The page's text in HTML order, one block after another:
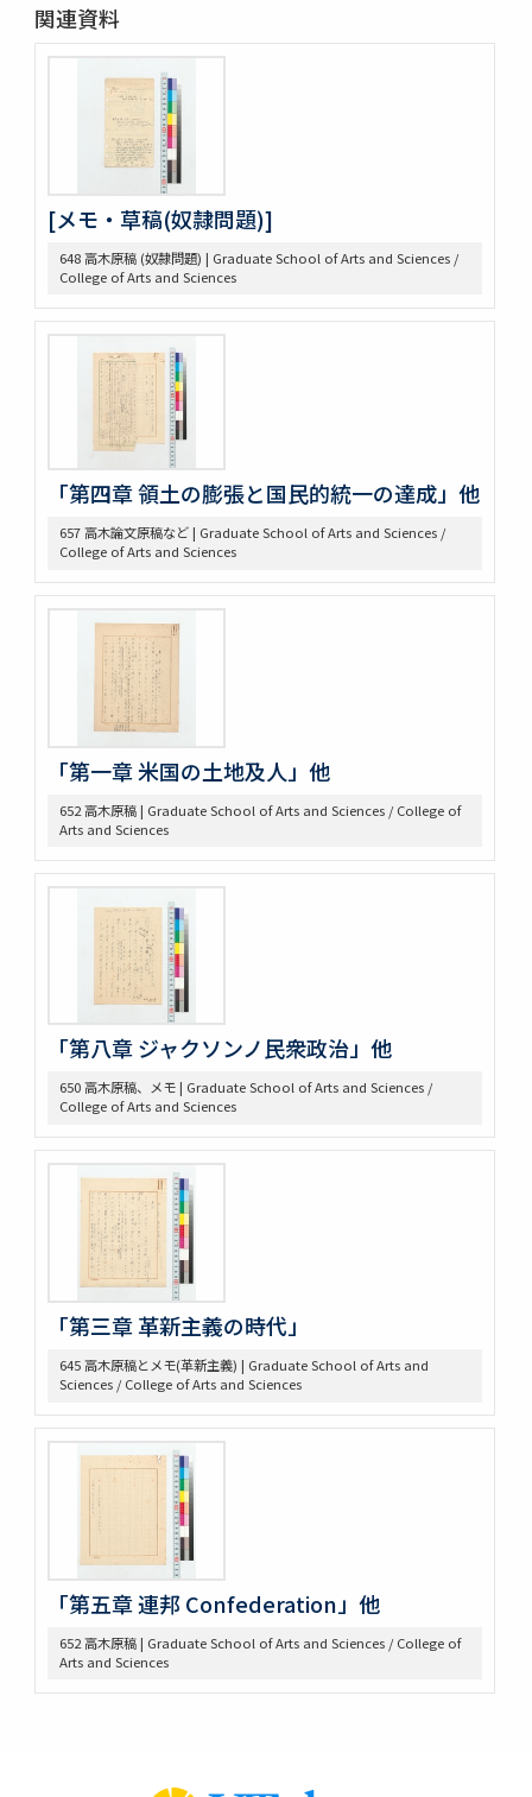
264 Mitsubishi
275 Phillips Civil War & Reconstruction
278 Turner, FR. J
280 Van Tyne C.H Method of Hist. Research
281 Van Tyne Constitutional Hist.
287 McLaughlin, Reading Notes CONST. H. I.
289 Reading Notes
293 Pacific
304 Lincoln
368 Const.’l law
371 Brown bibliography, Journal Club, U of M, 1921-22
372 Bibliography on League of Nations
373 Bibliography, Hibiya Lib’y, Carnegie Endowment
Donation
375 Bibliographical Tools, Bibliography on the Relations
bet. US + Far East
380 DOW, EARLE W. (UM) Note Taking
382 Pacific [ ] officer
388 Elections, 1934-1936
389 Election of 1936
391 Examination
393 軍備制限
397 Hawai Jap Popula
405 Arable Land, Farms
406 Law regard[in]g Immigration
407 Emigrant Protection Law Lemieux Agree’t &
Gentlemen’s Ag.
410 [land question in the west]
411 Jernegan Y.N.’s attitude tow. Land policy
419 Johnson Lectures
425 高木抜刷及び英文メモ
426 英文ノート
434 14. Survey Jap. Stud. 35
437 5. 英文メモ
438 4. 英文メモ
439 3. McLaughlin 1922
440 2. Lecture Notes + Reading Notes
441 1. U. Chicago
445 6. American Constitutional History, Prof. McIlwain
575 Magsaysay Award
583 Neesima, Joe
594 Peace Machinery
629 新渡戸英文著作集関係書類
636 高木原稿 米国革命の政治思想、基本的人権
637 高木原稿(東大以外での講演)
644 NRA関係資料
645 高木原稿とメモ(革新主義)
646 高木原稿とメモ (economic revolution)
648 高木原稿 (奴隷問題)
649 高木原稿、メモ (参政権)
650 高木原稿、メモ
652 高木原稿
653 高木 講義原稿
657 高木論文原稿など
658 政治学研究会
659 Beard, Charles A.関係
660 東京裁判 木戸弁護など
663 アメリカ研究セミナー
665 原典アメリカ史関係
674 戦争犯罪関係
関連資料
[メモ・草稿(奴隷問題)]
648 高木原稿 (奴隷問題) | Graduate School of Arts and Sciences /
College of Arts and Sciences
「第四章 領土の膨張と国民的統一の達成」他
657 高木論文原稿など | Graduate School of Arts and Sciences /
College of Arts and Sciences
「第一章 米国の土地及人」他
652 高木原稿 | Graduate School of Arts and Sciences / College of
Arts and Sciences
「第八章 ジャクソンノ民衆政治」他
650 高木原稿、メモ | Graduate School of Arts and Sciences /
College of Arts and Sciences
「第三章 革新主義の時代」
645 高木原稿とメモ(革新主義) | Graduate School of Arts and
Sciences / College of Arts and Sciences
「第五章 連邦 Confederation」他
652 高木原稿 | Graduate School of Arts and Sciences / College of
Arts and Sciences